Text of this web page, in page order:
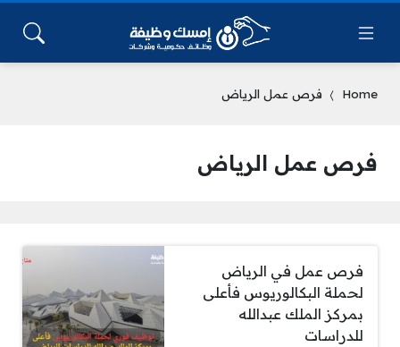
Home فرص عمل الرياض
فرص عمل الرياض
فرص عمل في الرياض
لحملة البكالوريوس فأعلى
بمركز الملك عبدالله
للدراسات